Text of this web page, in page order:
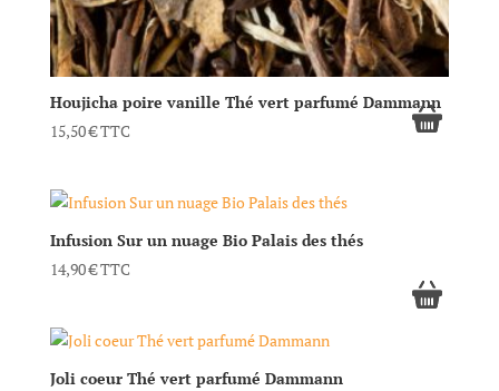
Houjicha poire vanille Thé vert parfumé Dammann
15,50€TTC
Infusion Sur un nuage Bio Palais des thés
14,90€TTC
Joli coeur Thé vert parfumé Dammann